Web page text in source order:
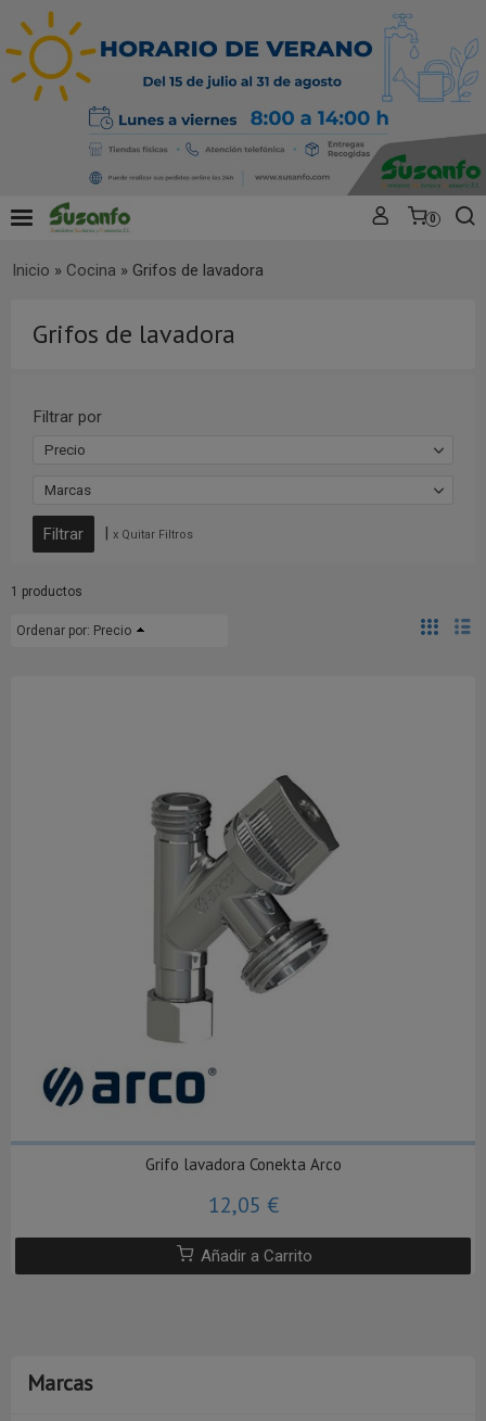
0
Marcas
Inicio » Cocina » Grifos de lavadora
Grifos de lavadora
Filtrar por
Precio
Marcas
| x Quitar Filtros
1 productos
Ordenar por: Precio
Grifo lavadora Conekta Arco
12,05 €
Añadir a Carrito